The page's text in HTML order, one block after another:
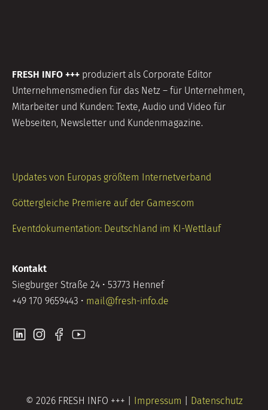
FRESH INFO +++ produziert als Corporate Editor
Unternehmensmedien für das Netz – für Unternehmen,
Mitarbeiter und Kunden: Texte, Audio und Video für
Webseiten, Newsletter und Kundenmagazine.
Updates von Europas größtem Internetverband
Göttergleiche Premiere auf der Gamescom
Eventdokumentation: Deutschland im KI-Wettlauf
Kontakt
Siegburger Straße 24 • 53773 Hennef
+49 170 9659443 • mail@fresh-info.de
© 2026 FRESH INFO +++ | Impressum Datenschutz